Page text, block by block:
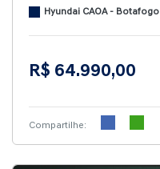
Hyundai CAOA - Botafogo
R$ 64.990,00
Compartilhe: